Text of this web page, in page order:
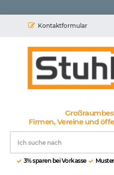
Kontaktformular
Firmen, Vereine und
3% sparen bei Vorkasse